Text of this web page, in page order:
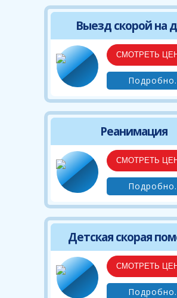
Выезд скорой на
СМОТРЕТЬ
Реанимация
СМОТРЕТЬ
Детская скорая
СМОТРЕТЬ